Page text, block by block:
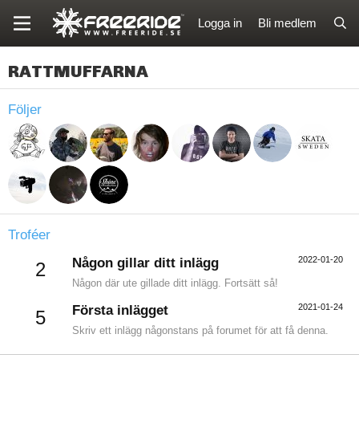
Logga in Bli medlem
RATTMUFFARNA
Följer
Troféer
2 2022-01-20
Någon gillar ditt inlägg
Någon där ute gillade ditt inlägg. Fortsätt så!
5 2021-01-24
Första inlägget
Skriv ett inlägg någonstans på forumet för att få denna.